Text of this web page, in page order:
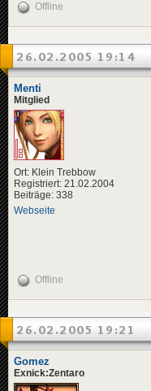
Offline
26.02.2005 19:14
Menti
Mitglied
Ort: Klein Trebbow
Registriert: 21.02.2004
Beiträge: 338
Webseite
Offline
26.02.2005 19:21
Gomez
Exnick:Zentaro